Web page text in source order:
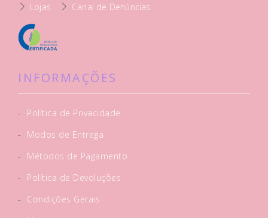
Lojas Canal de Denúncias
INFORMAÇÕES
-
Política de Privacidade
-
Modos de Entrega
-
Métodos de Pagamento
-
Política de Devoluções
-
Condições Gerais